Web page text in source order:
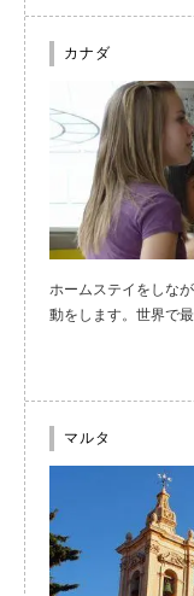
カナダ
ホームステイをしな
動をします。世界で
マルタ